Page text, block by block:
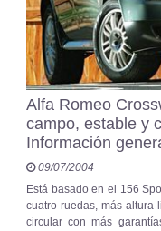
Alfa Romeo
campo, estable y
Información
09/07/2004
Está basado en el 156
cuatro ruedas, más altura
circular con más